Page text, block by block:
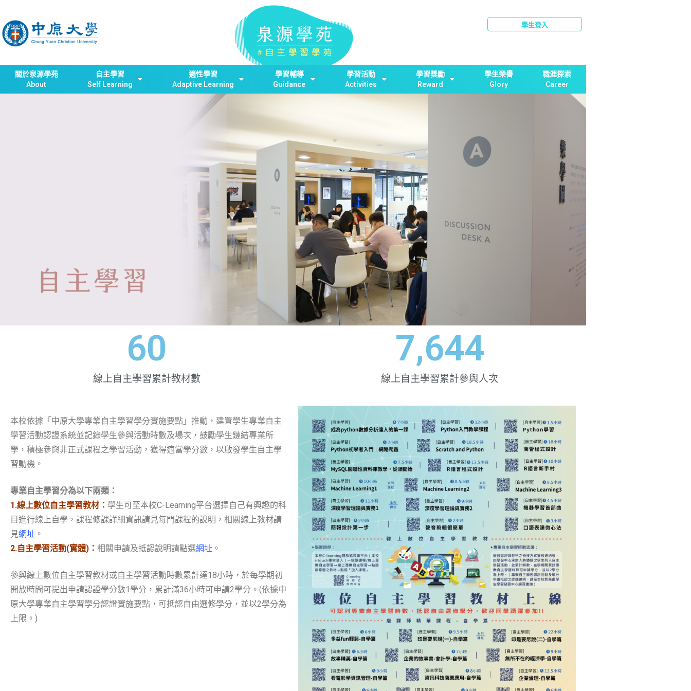
學生登入
關於泉源學苑
About
自主學習
Self Learning
適性學習
Adaptive Learning
學習輔導
Guidance
學習活動
Activities
學習獎勵
Reward
學生榮譽
Glory
職涯探索
Career
線上自主學習累計教材數
60
線上自主學習累計參與人次
7,644
本校依據「中原大學專業自主學習學分實施要點」推動，建置學生專業自主
學習活動認證系統並記錄學生參與活動時數及場次，鼓勵學生鏈結專業所
學，積極參與非正式課程之學習活動，獲得適當學分數，以啟發學生自主學
習動機。
專業自主學習分為以下兩類：
1.線上數位自主學習教材： 學生可至本校C-Learning平台選擇自己有興趣的科
目進行線上自學，課程修課詳細資訊請見每門課程的說明，相關線上教材請
見網址 。
2.自主學習活動(實體)： 相關申請及抵認說明請點選網址 。
參與線上數位自主學習教材或自主學習活動時數累計達18小時，於每學期初
開放時間可提出申請認證學分數1學分，累計滿36小時可申請2學分。(依據中
原大學專業自主學習學分認證實施要點，可抵認自由選修學分，並以2學分為
上限。)